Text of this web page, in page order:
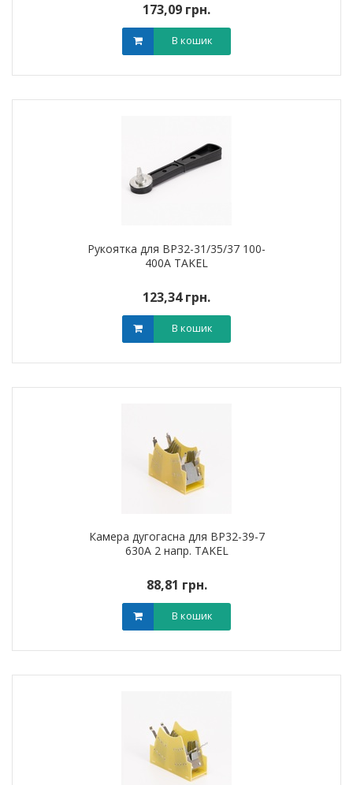
173,09 грн.
В кошик
Рукоятка для ВР32-31/35/37 100-
400А TAKEL
123,34 грн.
В кошик
Камера дугогасна для ВР32-39-7
630А 2 напр. TAKEL
88,81 грн.
В кошик